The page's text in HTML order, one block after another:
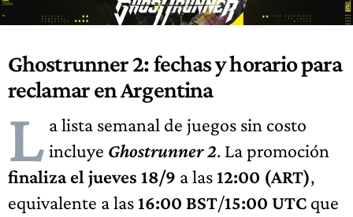
Ghostrunner 2: fechas y horario para
reclamar en Argentina
L a lista semanal de juegos sin costo
incluye Ghostrunner 2. La promoción
finaliza el jueves 18/9 a las12:00 (ART),
equivalente a las16:00 BST/15:00 UTC que